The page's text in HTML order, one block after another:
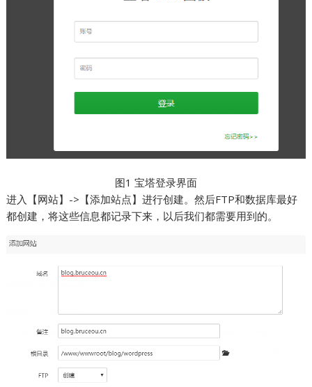
图1 宝塔登录界面
进入【网站】->【添加站点】进行创建。然后FTP和数据库最好
都创建，将这些信息都记录下来，以后我们都需要用到的。